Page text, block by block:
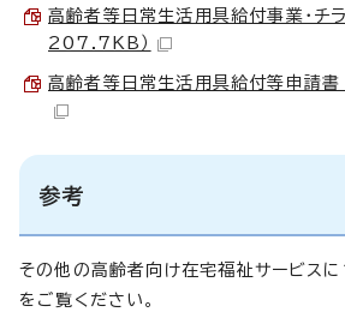
高齢者等日常生活用具給付事業・チ
207.7KB）
高齢者等日常生活用具給付等申請
参考
その他の高齢者向け在宅福祉サービスに
をご覧ください。